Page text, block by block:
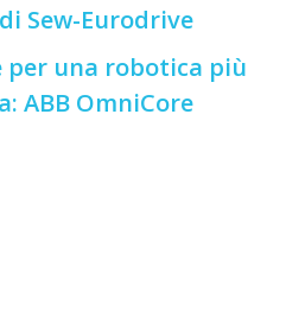
Sew-Eurodrive
per una robotica più
ABB OmniCore